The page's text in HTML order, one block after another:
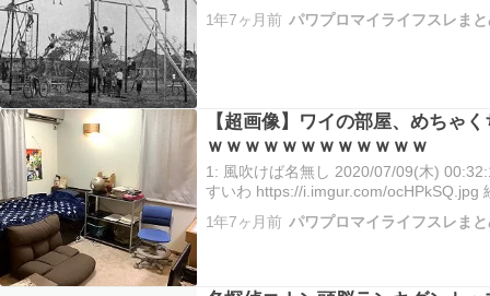
1年7ヶ月前 パワプロマイライフスレま
【超画像】ワイの部屋、めちゃ
ｗｗｗｗｗｗｗｗｗｗｗｗ
1: 風吹けば名無し 2020/07/09(木)
すいわ https://i.imgur.com/ocHPkSQ.jpg
1年7ヶ月前 パワプロマイライフスレま